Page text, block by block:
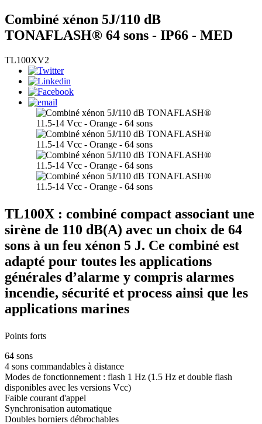
Combiné xénon 5J/110 dB
TONAFLASH® 64 sons - IP66 - MED
TL100XV2
TL100X : combiné compact associant une
sirène de 110 dB(A) avec un choix de 64
sons à un feu xénon 5 J. Ce combiné est
adapté pour toutes les applications
générales d’alarme y compris alarmes
incendie, sécurité et process ainsi que les
applications marines
Points forts
64 sons
4 sons commandables à distance
Modes de fonctionnement : flash 1 Hz (1.5 Hz et double flash
disponibles avec les versions Vcc)
Faible courant d'appel
Synchronisation automatique
Doubles borniers débrochables